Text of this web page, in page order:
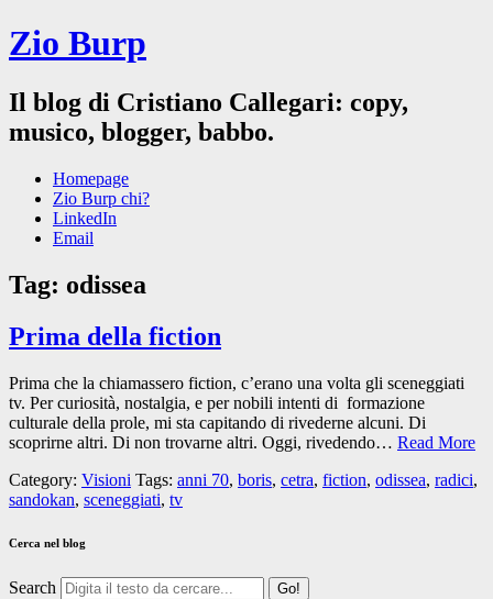
Zio Burp
Il blog di Cristiano Callegari: copy,
musico, blogger, babbo.
Homepage
Zio Burp chi?
LinkedIn
Email
Tag: odissea
Prima della fiction
Prima che la chiamassero fiction, c’erano una volta gli sceneggiati
tv. Per curiosità, nostalgia, e per nobili intenti di formazione
culturale della prole, mi sta capitando di rivederne alcuni. Di
scoprirne altri. Di non trovarne altri. Oggi, rivedendo… Read More
Category: Visioni Tags: anni 70, boris, cetra, fiction, odissea, radici,
sandokan, sceneggiati, tv
Cerca nel blog
Search